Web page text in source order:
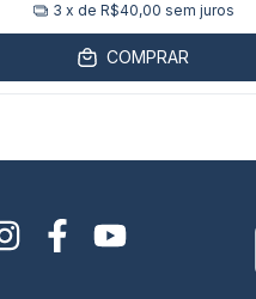
3 x de R$40,00 sem juros
COMPRAR